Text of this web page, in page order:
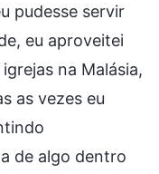
pudesse servir
eu aproveitei
na Malásia,
as vezes eu
de algo dentro